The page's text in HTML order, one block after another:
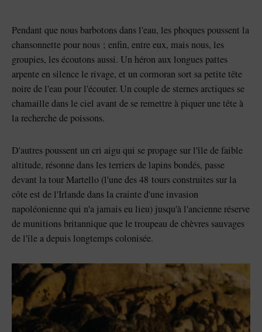
Pendant que nous barbotons dans l'eau, les phoques poussent la
chansonnette pour nous ; enfin, entre eux, mais nous, les
groupies, les écoutons aussi. Un héron aux longues pattes
arpente en silence le rivage, et un cormoran sort sa petite tête
noire de l'eau pour l'écouter. Un couple de sternes arctiques se
chamaille dans le ciel avant de se remettre à piquer une tête à
la recherche de poissons.
D'autres poussent un cri aigu qui se propage sur l'île de faible
altitude, résonne dans les terriers de lapins bondés, passe
devant la tour Martello (l'une des 48 tours construites sur la
côte est de l'Irlande dans la crainte d'une invasion
napoléonienne qui n'a jamais eu lieu) jusqu'à l'ancienne réserve
de munitions britannique que le troupeau de chèvres sauvages
de l'île a depuis longtemps colonisée.